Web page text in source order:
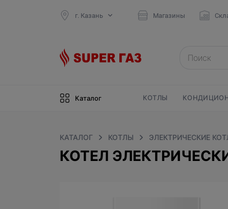
г. Казань Магазины
Каталог КОТЛЫ
КАТАЛОГ КОТЛЫ ЭЛЕКТРИЧЕСКИЕ
КОТЕЛ